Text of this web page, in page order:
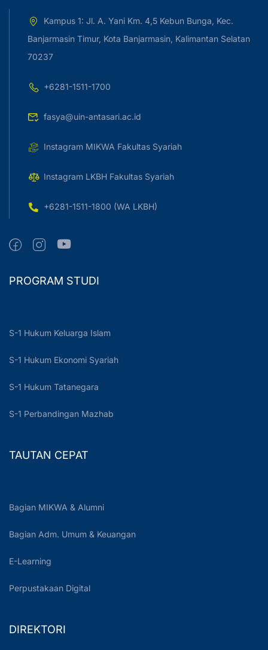
Kampus 1: Jl. A. Yani Km. 4,5 Kebun Bunga, Kec.
Banjarmasin Timur, Kota Banjarmasin, Kalimantan Selatan
70237
+6281-1511-1700
fasya@uin-antasari.ac.id
Instagram MIKWA Fakultas Syariah
Instagram LKBH Fakultas Syariah
+6281-1511-1800 (WA LKBH)
PROGRAM STUDI
S-1 Hukum Keluarga Islam
S-1 Hukum Ekonomi Syariah
S-1 Hukum Tatanegara
S-1 Perbandingan Mazhab
TAUTAN CEPAT
Bagian MIKWA & Alumni
Bagian Adm. Umum & Keuangan
E-Learning
Perpustakaan Digital
DIREKTORI